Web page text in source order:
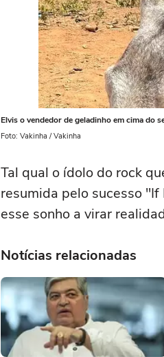
Elvis o vendedor de geladinho em cima do
Foto: Vakinha / Vakinha
Tal qual o ídolo do rock
resumida pelo sucesso "If
esse sonho a virar
Notícias relacionadas